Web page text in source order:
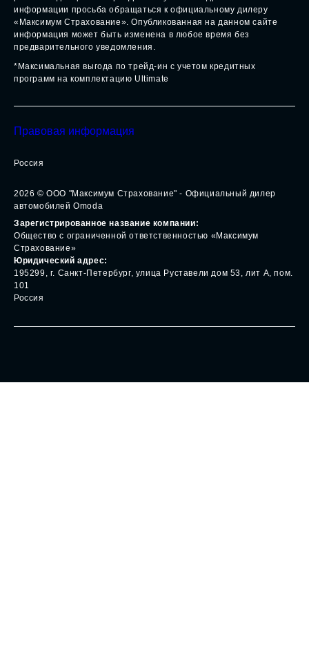
Транспортная территория, 6, Санкт-Петербург
Вся представленная на сайте информация, касающаяся
автомобилей и сервисного обслуживания, носит
информационный характер и не является публичной
офертой, определяемой положениями ст. 437 (2) ГК РФ. Все
цены указанные на данном сайте носят информационный
официальному дилеру «Максимум Страхование».
Опубликованная на данном сайте информация может быть
*Максимальная выгода по трейд-ин с учетом кредитных
Правовая информация
Россия
2026© ООО "Максимум Страхование" - Официальный дилер
Зарегистрированное название компании: